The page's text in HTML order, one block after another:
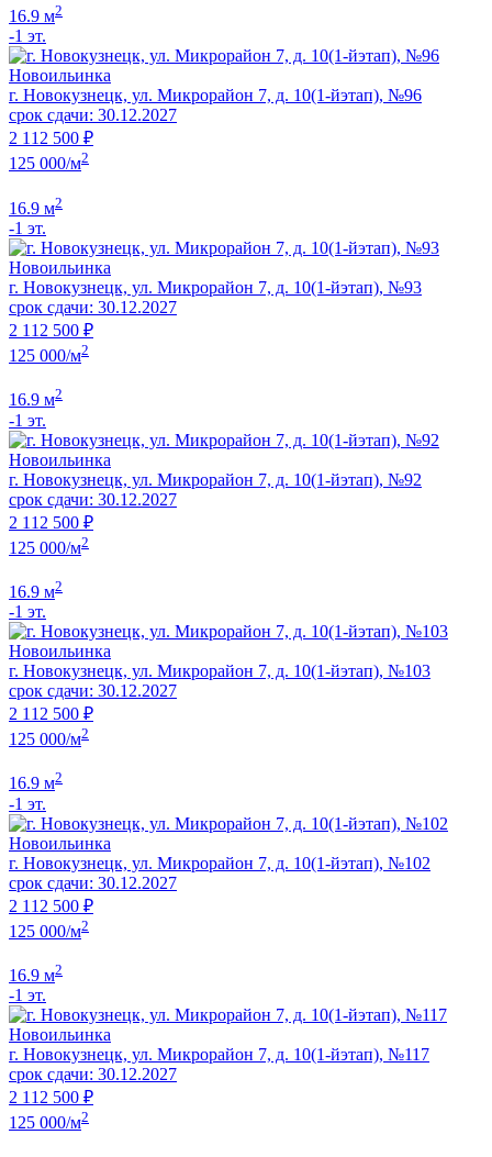
16.9 м2
-1 эт.
Новоильинка
г. Новокузнецк, ул. Микрорайон 7, д. 10(1-йэтап), №96
срок сдачи: 30.12.2027
2 112 500 ₽
125 000/м2
16.9 м2
-1 эт.
Новоильинка
г. Новокузнецк, ул. Микрорайон 7, д. 10(1-йэтап), №93
срок сдачи: 30.12.2027
2 112 500 ₽
125 000/м2
16.9 м2
-1 эт.
Новоильинка
г. Новокузнецк, ул. Микрорайон 7, д. 10(1-йэтап), №92
срок сдачи: 30.12.2027
2 112 500 ₽
125 000/м2
16.9 м2
-1 эт.
Новоильинка
г. Новокузнецк, ул. Микрорайон 7, д. 10(1-йэтап), №103
срок сдачи: 30.12.2027
2 112 500 ₽
125 000/м2
16.9 м2
-1 эт.
Новоильинка
г. Новокузнецк, ул. Микрорайон 7, д. 10(1-йэтап), №102
срок сдачи: 30.12.2027
2 112 500 ₽
125 000/м2
16.9 м2
-1 эт.
Новоильинка
г. Новокузнецк, ул. Микрорайон 7, д. 10(1-йэтап), №117
срок сдачи: 30.12.2027
2 112 500 ₽
125 000/м2